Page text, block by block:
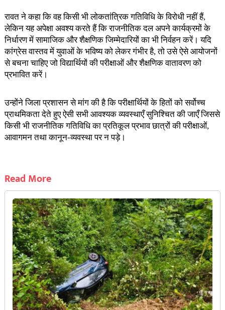
रावत ने कहा कि वह किसी भी लोकतांत्रिक गतिविधि के विरोधी नहीं हैं,
लेकिन यह अपेक्षा अवश्य करते हैं कि राजनीतिक दल अपने कार्यक्रमों के
निर्धारण में सामाजिक और शैक्षणिक जिम्मेदारियों का भी निर्वहन करें। यदि
कांग्रेस वास्तव में युवाओं के भविष्य को लेकर गंभीर है, तो उसे ऐसे आयोजनों
से बचना चाहिए जो विद्यार्थियों की परीक्षाओं और शैक्षणिक वातावरण को
प्रभावित करें।
उन्होंने जिला प्रशासन से मांग की है कि परीक्षार्थियों के हितों को सर्वोच्च
प्राथमिकता देते हुए ऐसी सभी आवश्यक व्यवस्थाएँ सुनिश्चित की जाएँ जिससे
किसी भी राजनीतिक गतिविधि का प्रतिकूल प्रभाव छात्रों की परीक्षाओं,
आवागमन तथा कानून-व्यवस्था पर न पड़े।
Read More